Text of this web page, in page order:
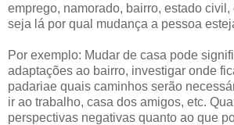
emprego, namorado, bairro, estado
seja lá por qual mudança a pessoa
Por exemplo: Mudar de casa pode signi
adaptações ao bairro, investigar onde
padariae quais caminhos serão
ir ao trabalho, casa dos amigos, etc.
perspectivas negativas quanto ao que